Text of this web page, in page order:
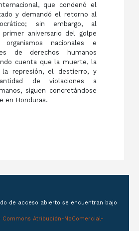
que condenó el
y demandó el retorno al
sin embargo, al
aniversario del golpe
nacionales e
de derechos humanos
cuenta que la muerte, la
la represión, el destierro, y
de violaciones a
siguen concretándose
en Honduras.
de acceso abierto se encuentran bajo
Commons Atribución-NoComercial-